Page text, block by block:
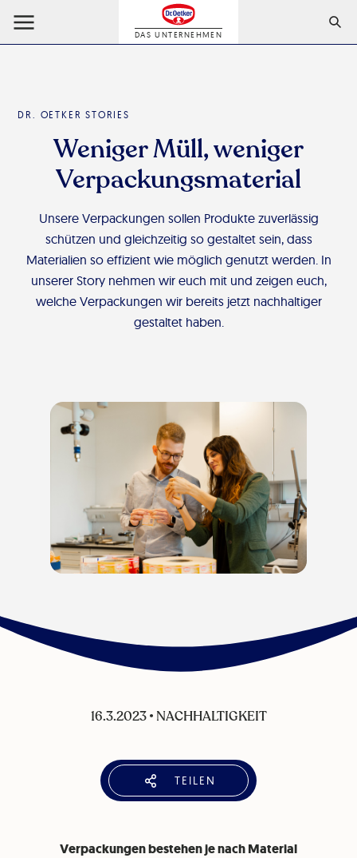
DAS UNTERNEHMEN
DR. OETKER STORIES
Weniger Müll, weniger
Verpackungsmaterial
Unsere Verpackungen sollen Produkte zuverlässig
schützen und gleichzeitig so gestaltet sein, dass
Materialien so effizient wie möglich genutzt werden. In
unserer Story nehmen wir euch mit und zeigen euch,
welche Verpackungen wir bereits jetzt nachhaltiger
gestaltet haben.
16.3.2023• NACHHALTIGKEIT
TEILEN
Verpackungen bestehen je nach Material